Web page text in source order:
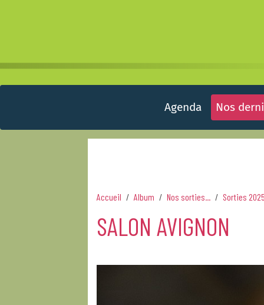
Agenda Nos
Accueil Album Nos sorties... Sorties
SALON AVIGNON